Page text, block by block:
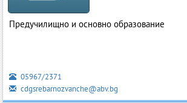
Предучилищно и основно образование
05967/2371
cdgsrebarnozvanche@abv.bg